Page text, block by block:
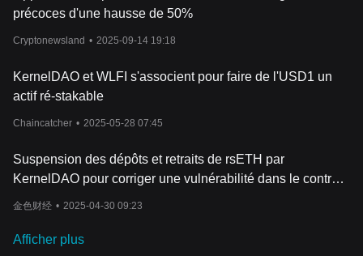
précoces d'une hausse de 50%
Cryptonewsland • 2025-09-14 19:18
KernelDAO et WLFI s'associent pour faire de l'USD1 un
actif ré-stakable
Chaincatcher • 2025-05-28 07:45
Suspension des dépôts et retraits de rsETH par
KernelDAO pour corriger une vulnérabilité dans le contrat
suite à une récente mise à niveau
金色财经 • 2025-04-30 09:23
Afficher plus